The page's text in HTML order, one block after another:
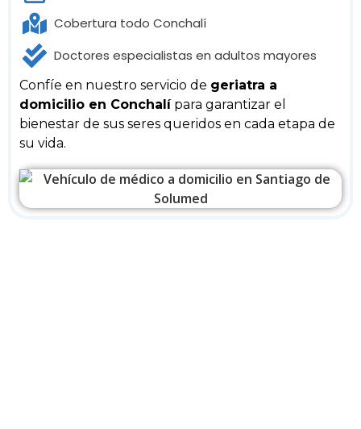
Cobertura todo Conchalí
Doctores especialistas en adultos mayores
Confíe en nuestro servicio de geriatra a
domicilio en Conchalípara garantizar el
bienestar de sus seres queridos en cada etapa de
su vida.